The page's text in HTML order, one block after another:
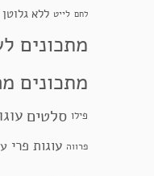
לחם לייט ללא גלוטן
מתכונים
מתכונים
פילו סלטים
פרווה עוגות פרי